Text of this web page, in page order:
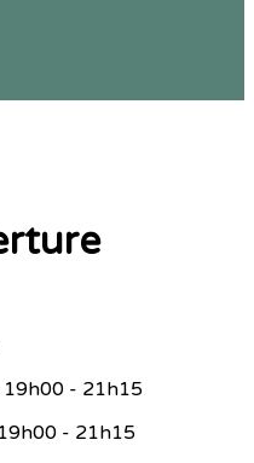
- 21h15
- 21h15